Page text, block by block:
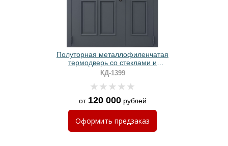
Полуторная металлофиленчатая
термодверь со стеклами и
порошковой покраской цвета
графит
КД-1399
от 120 000рублей
Оформить предзаказ